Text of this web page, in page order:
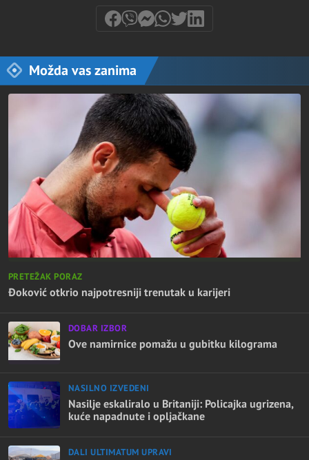
Možda vas zanima
PRETEŽAK PORAZ
Đoković otkrio najpotresniji trenutak u karijeri
DOBAR IZBOR
Ove namirnice pomažu u gubitku kilograma
NASILNO IZVEDENI
Nasilje eskaliralo u Britaniji: Policajka ugrizena,
kuće napadnute i opljačkane
DALI ULTIMATUM UPRAVI